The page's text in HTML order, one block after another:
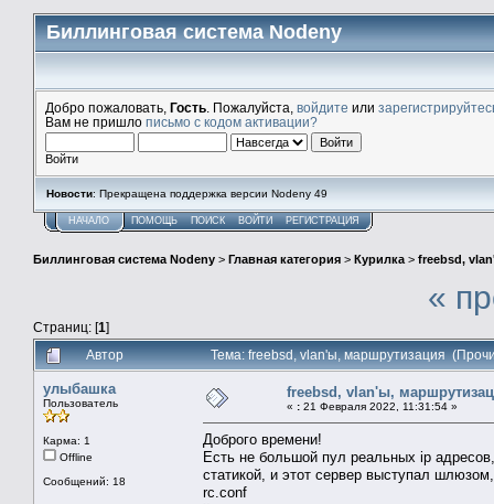
Биллинговая система Nodeny
Добро пожаловать, Гость . Пожалуйста, войдите или
Вам не пришло письмо с кодом активации?
Войти
Новости: Прекращена поддержка версии Nodeny 49
НАЧАЛО ПОМОЩЬ ПОИСК ВОЙТИ РЕГИСТРАЦИЯ
Биллинговая система Nodeny > Главная категория > Курилка > freebsd,
Страниц: [1]
«
Автор Тема: freebsd, vlan'ы, маршрутизация
улыбашка
Пользователь
Карма: 1
Offline
Сообщений: 18
freebsd, vlan'ы,
« : 21 Февраля 2022, 11:31:54 »
Доброго времени!
Есть не большой пул реальных ip
статикой, и этот сервер выступал
rc.conf